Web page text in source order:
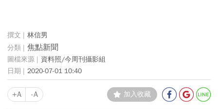
林信男
焦點新聞
資料照/今周刊攝影組
2020-07-01 10:40
+A -A 加入收藏